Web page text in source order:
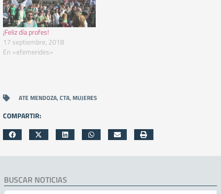
¡Feliz día profes!
17 septiembre, 2018
En «efemerides»
ATE MENDOZA,CTA, MUJERES
COMPARTIR:
BUSCAR NOTICIAS